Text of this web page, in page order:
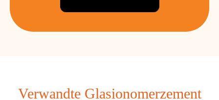
Verwandte Glasionomerzement